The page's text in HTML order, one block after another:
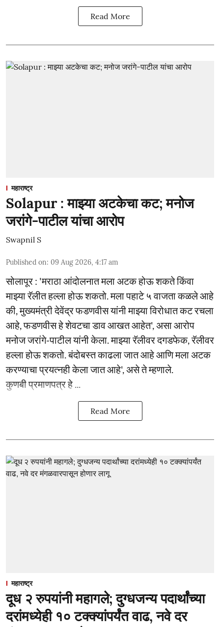
Read More
महाराष्ट्र
Solapur : माझ्या अटकेचा कट; मनोज
जरांगे-पाटील यांचा आरोप
Swapnil S
Published on: 09 Aug 2026, 4:17 am
सोलापूर : 'मराठा आंदोलनात मला अटक होऊ शकते किंवा
माझ्या रॅलीत हल्ला होऊ शकतो. मला पहाटे ५ वाजता कळले आहे
की, मुख्यमंत्री देवेंद्र फडणवीस यांनी माझ्या विरोधात कट रचला
आहे, फडणवीस हे शेवटचा डाव आखत आहेत', असा आरोप
मनोज जरांगे-पाटील यांनी केला. माझ्या रॅलीवर दगडफेक, रॅलीवर
हल्ला होऊ शकतो. बंदोबस्त काढला जात आहे आणि मला अटक
करण्याचा प्रयत्नही केला जात आहे', असे ते म्हणाले.
कुणबी प्रमाणपत्र हे ...
Read More
महाराष्ट्र
दूध २ रुपयांनी महागले; दुग्धजन्य पदार्थांच्या
दरांमध्येही १० टक्क्यांपर्यंत वाढ, नवे दर